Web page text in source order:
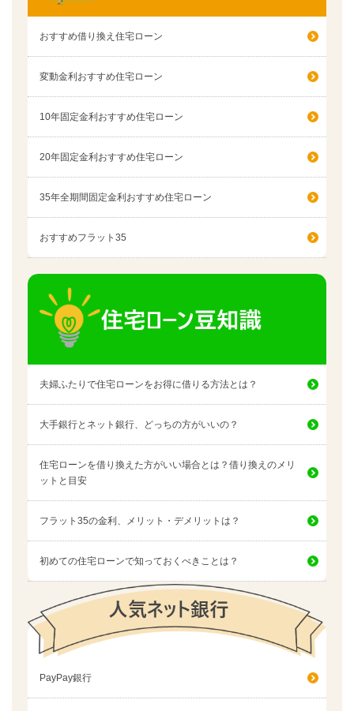
おすすめ借り換え住宅ローン
変動金利おすすめ住宅ローン
10年固定金利おすすめ住宅ローン
20年固定金利おすすめ住宅ローン
35年全期間固定金利おすすめ住宅ローン
おすすめフラット35
夫婦ふたりで住宅ローンをお得に借りる方法とは？
大手銀行とネット銀行、どっちの方がいいの？
住宅ローンを借り換えた方がいい場合とは？借り換えのメリ
ットと目安
フラット35の金利、メリット・デメリットは？
初めての住宅ローンで知っておくべきことは？
PayPay銀行